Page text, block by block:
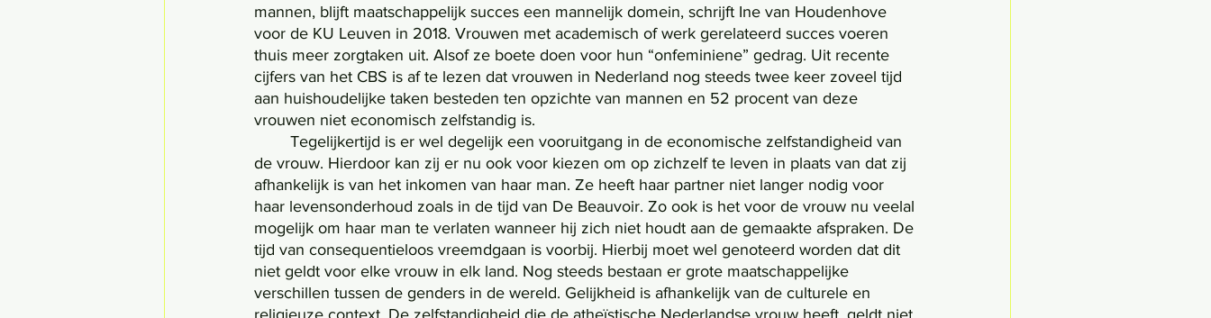
mannen, blijft maatschappelijk succes een mannelijk domein, schrijft Ine van Houdenhove
voor de KU Leuven in 2018. Vrouwen met academisch of werk gerelateerd succes voeren
thuis meer zorgtaken uit. Alsof ze boete doen voor hun “onfeminiene” gedrag. Uit recente
cijfers van het CBS is af te lezen dat vrouwen in Nederland nog steeds twee keer zoveel tijd
aan huishoudelijke taken besteden ten opzichte van mannen en 52 procent van deze
vrouwen niet economisch zelfstandig is.
de vrouw. Hierdoor kan zij er nu ook voor kiezen om op zichzelf te leven in plaats van dat zij
afhankelijk is van het inkomen van haar man. Ze heeft haar partner niet langer nodig voor
haar levensonderhoud zoals in de tijd van De Beauvoir. Zo ook is het voor de vrouw nu veelal
mogelijk om haar man te verlaten wanneer hij zich niet houdt aan de gemaakte afspraken. De
tijd van consequentieloos vreemdgaan is voorbij. Hierbij moet wel genoteerd worden dat dit
niet geldt voor elke vrouw in elk land. Nog steeds bestaan er grote maatschappelijke
verschillen tussen de genders in de wereld. Gelijkheid is afhankelijk van de culturele en
religieuze context. De zelfstandigheid die de atheïstische Nederlandse vrouw heeft, geldt niet